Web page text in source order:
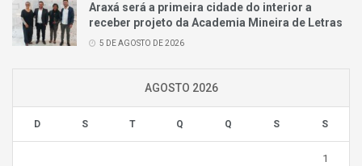
Araxá será a primeira cidade do interior a
receber projeto da Academia Mineira de Letras
5 DE AGOSTO DE 2026
AGOSTO 2026
D S T Q Q S S
1